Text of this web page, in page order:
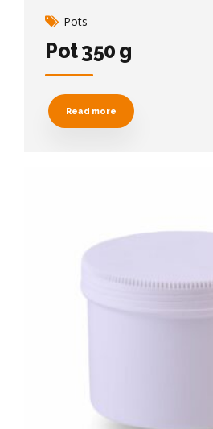
Pots
Pot 350 g
Read more